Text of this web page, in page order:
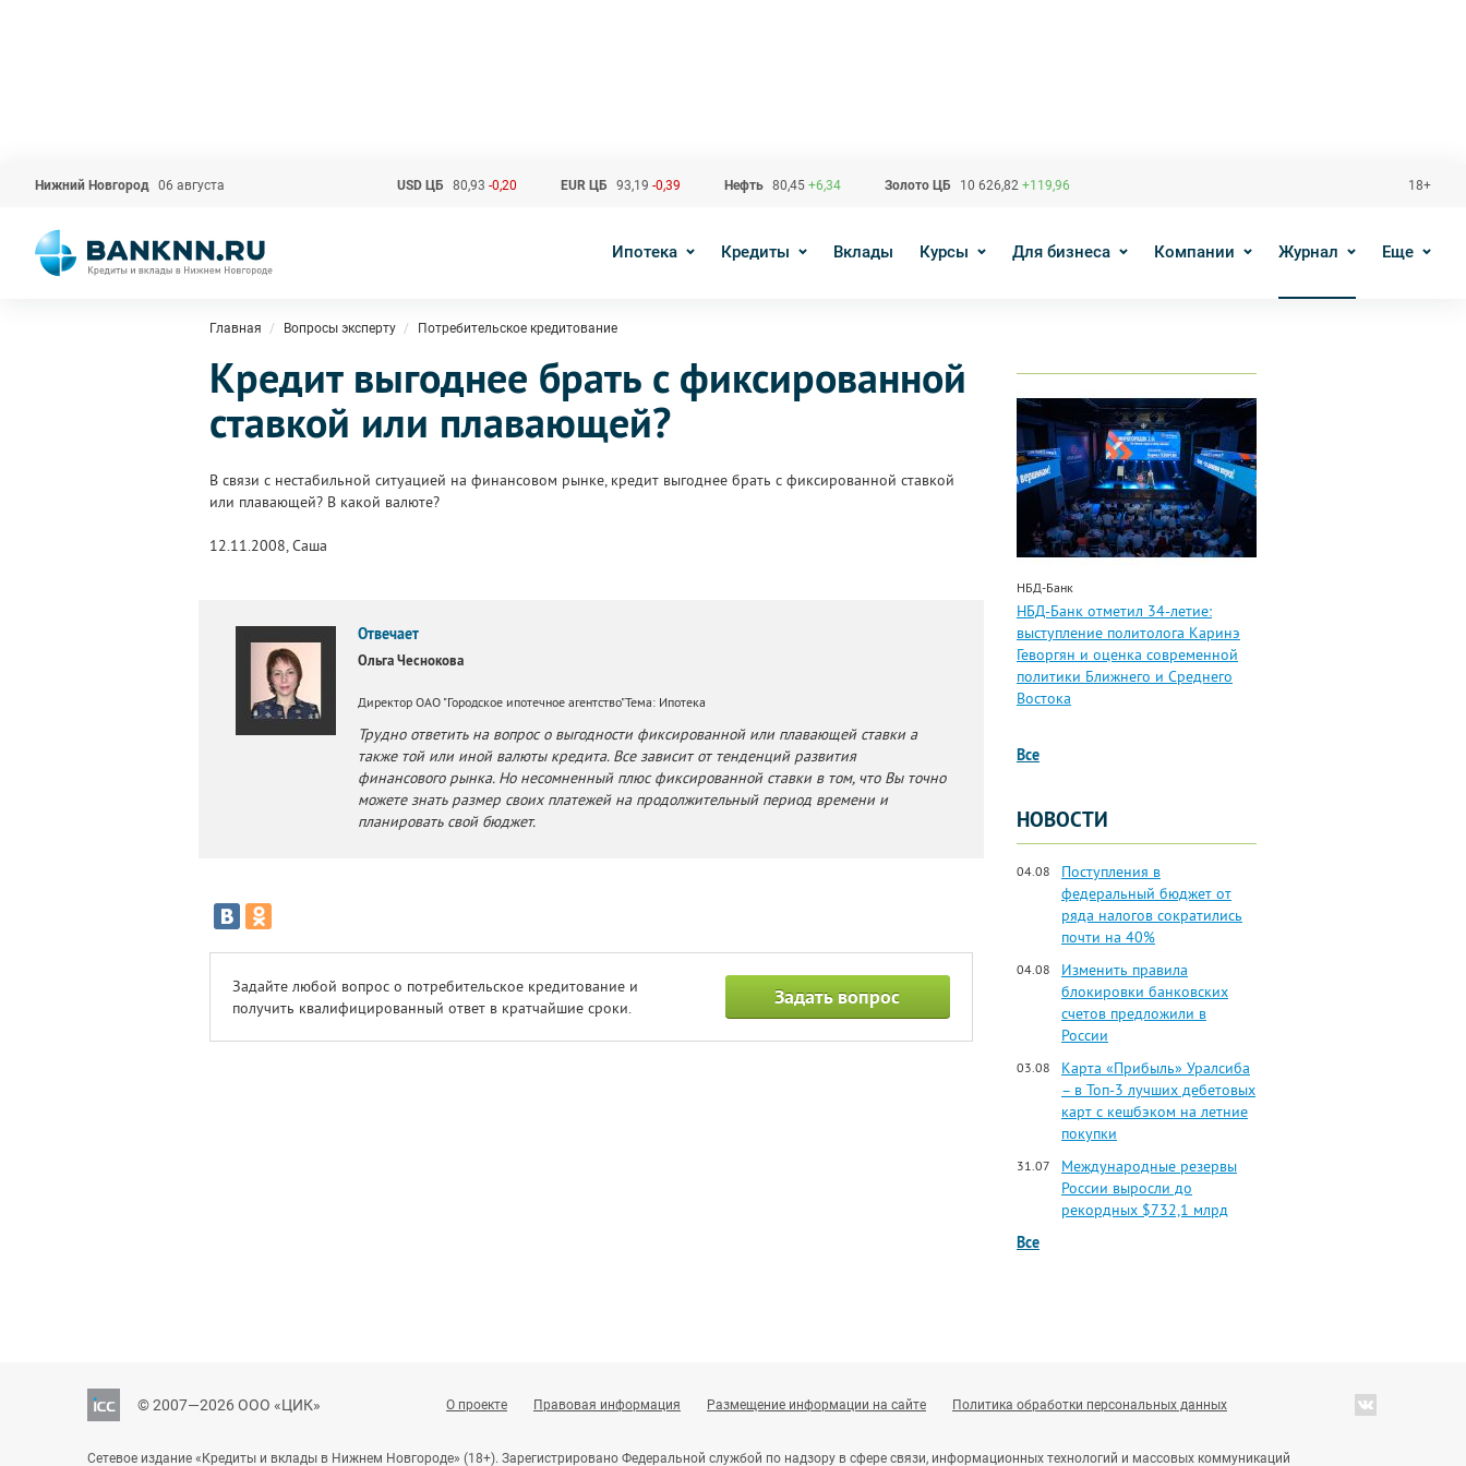
Нижний Новгород 06 августа USD ЦБ 80,93 -0,20 EUR ЦБ 93,19 -0,39 Нефть 80,45 +6,34 Золото ЦБ 10 626,82 +119,96 18+
Ипотека Кредиты Вклады Курсы Для бизнеса Компании Журнал Еще
Главная Вопросы эксперту Потребительское кредитование
Кредит выгоднее брать с фиксированной
ставкой или плавающей?
В связи с нестабильной ситуацией на финансовом рынке, кредит выгоднее брать с фиксированной ставкой
или плавающей? В какой валюте?
12.11.2008, Саша
Отвечает
Ольга Чеснокова
Директор ОАО "Городское ипотечное агентство"Тема: Ипотека
Трудно ответить на вопрос о выгодности фиксированной или плавающей ставки а
также той или иной валюты кредита. Все зависит от тенденций развития
финансового рынка. Но несомненный плюс фиксированной ставки в том, что Вы точно
можете знать размер своих платежей на продолжительный период времени и
планировать свой бюджет.
Задайте любой вопрос о потребительское кредитование и
получить квалифицированный ответ в кратчайшие сроки.
Задать вопрос
НБД-Банк
НБД-Банк отметил 34-летие:
выступление политолога Каринэ
Геворгян и оценка современной
политики Ближнего и Среднего
Востока
Все
НОВОСТИ
04.08
Поступления в
федеральный бюджет от
ряда налогов сократились
почти на 40%
04.08
Изменить правила
блокировки банковских
счетов предложили в
России
03.08
Карта «Прибыль» Уралсиба
– в Топ-3 лучших дебетовых
карт с кешбэком на летние
покупки
31.07
Международные резервы
России выросли до
рекордных $732,1 млрд
Все
© 2007—2026 ООО «ЦИК» О проекте Правовая информация Размещение информации на сайте Политика обработки персональных данных
Сетевое издание «Кредиты и вклады в Нижнем Новгороде» (18+). Зарегистрировано Федеральной службой по надзору в сфере связи, информационных технологий и массовых коммуникаций